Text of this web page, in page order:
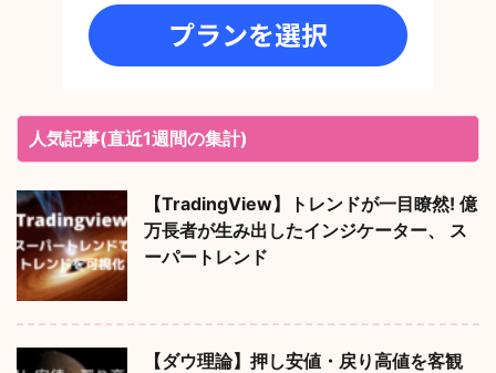
人気記事(直近1週間の集計)
【TradingView】トレンドが一目瞭然! 億
万長者が生み出したインジケーター、 ス
ーパートレンド
【ダウ理論】押し安値・戻り高値を客観